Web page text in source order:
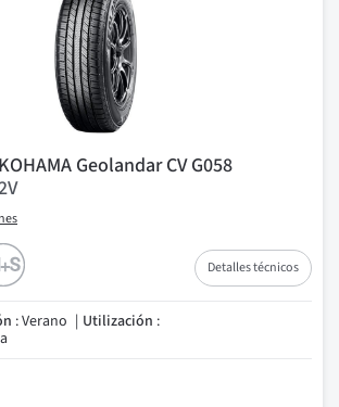
Geolandar CV G058
Detalles técnicos
: Verano Utilización :